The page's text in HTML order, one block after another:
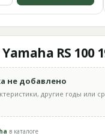
RS 100
не добавлено
другие годы или
в каталоге